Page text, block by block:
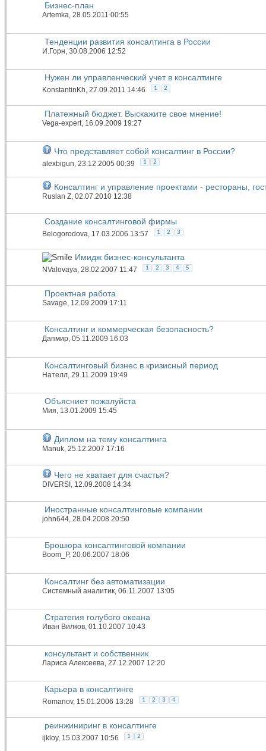
Бизнес-план
Artemka, 28.05.2011 00:55
Тенденции развития консалтинга в России
И.Горн , 30.08.2006 12:52
Нужен ли управленческий учет в консалтинге
KonstantinKh, 27.09.2011 14:46 1 2
Платежный бюджет. Выскажите свое мнение!
Vega-expert , 16.09.2009 19:27
Что представляет собой консалтинг в России?
alexbigun, 23.12.2005 00:39 1 2
Консалтинг и управление проектами - рестораны,
Ruslan Z, 02.07.2010 12:38
Создание консалтинговой фирмы
Belogorodova, 17.03.2006 13:57 1 2 3
Имидж бизнес-консультанта
NValovaya, 28.02.2007 11:47 1 2 3 4 5
Проектная работа
Savage, 12.09.2009 17:11
Консалтинг и коммерческая безопасность?
Дапмир, 05.11.2009 16:03
Консалтинговый бизнес в кризисный период
Нателл, 29.11.2009 19:49
Объясниет пожалуйста
Мия, 13.01.2009 15:45
Диплом на тему консалтинга
Manuk , 25.12.2007 17:16
Чего не хватает для счастья?
DIVERSI , 12.09.2008 14:34
Иностранные консалтинговые компании
john644 , 28.04.2008 20:50
Брошюра консалтинговой компании
Boom_P, 20.06.2007 18:06
Консалтинг без автоматизации
Системный аналитик , 06.11.2007 13:05
Стратегия голубого океана
Иван Вилков, 01.10.2007 10:43
консультант и собственник
Лариса Алексеева , 27.12.2007 12:20
Карьера в консалтинге
Romanov, 15.01.2006 13:28 1 2 3 4
реинжиниринг в консалтинге
ijkloy, 15.03.2007 10:56 1 2